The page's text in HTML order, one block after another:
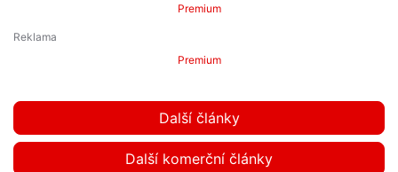
Premium
Premium
Další články
Další komerční články